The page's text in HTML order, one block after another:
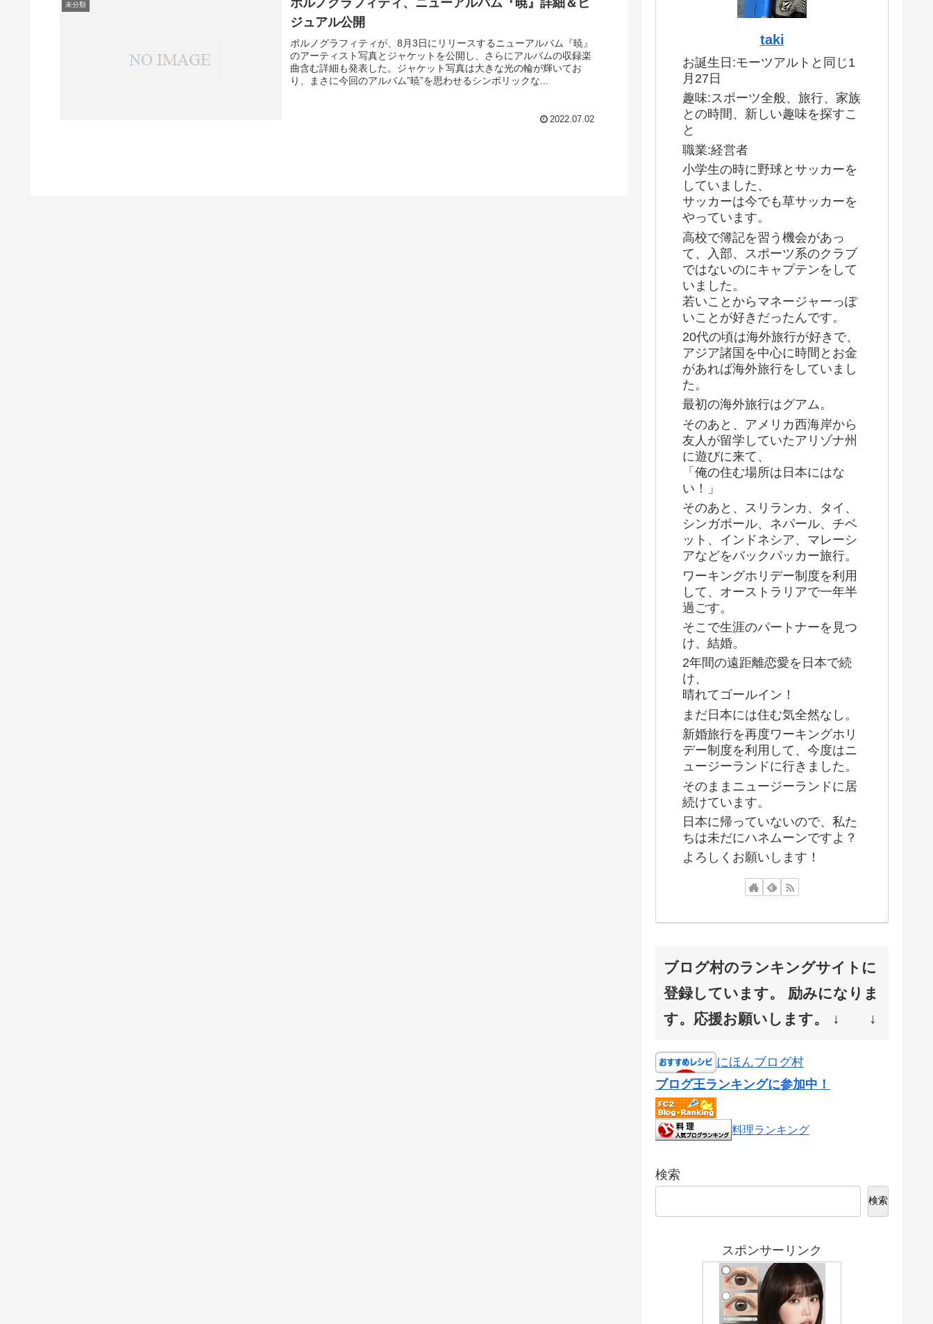
未分類
ポルノグラフィティ、ニューアルバム『暁』詳細＆ビ
ジュアル公開
ポルノグラフィティが、8月3日にリリースするニューアルバム『暁』
のアーティスト写真とジャケットを公開し、さらにアルバムの収録楽
曲含む詳細も発表した。ジャケット写真は大きな光の輪が輝いてお
り、まさに今回のアルバム”暁”を思わせるシンボリックな...
2022.07.02
taki
お誕生日:モーツアルトと同じ1
月27日
趣味:スポーツ全般、旅行、家族
との時間、新しい趣味を探すこ
と
職業:経営者
小学生の時に野球とサッカーを
していました、
サッカーは今でも草サッカーを
やっています。
高校で簿記を習う機会があっ
て、入部、スポーツ系のクラブ
ではないのにキャプテンをして
いました。
若いことからマネージャーっぽ
いことが好きだったんです。
20代の頃は海外旅行が好きで、
アジア諸国を中心に時間とお金
があれば海外旅行をしていまし
た。
最初の海外旅行はグアム。
そのあと、アメリカ西海岸から
友人が留学していたアリゾナ州
に遊びに来て、
「俺の住む場所は日本にはな
い！」
そのあと、スリランカ、タイ、
シンガポール、ネパール、チベ
ット、インドネシア、マレーシ
アなどをバックパッカー旅行。
ワーキングホリデー制度を利用
して、オーストラリアで一年半
過ごす。
そこで生涯のパートナーを見つ
け、結婚。
2年間の遠距離恋愛を日本で続
け、
晴れてゴールイン！
まだ日本には住む気全然なし。
新婚旅行を再度ワーキングホリ
デー制度を利用して、今度はニ
ュージーランドに行きました。
そのままニュージーランドに居
続けています。
日本に帰っていないので、私た
ちは未だにハネムーンですよ？
よろしくお願いします！
ブログ村のランキングサイトに
登録しています。 励みになりま
す。応援お願いします。 ↓ ↓
にほんブログ村
ブログ王ランキングに参加中！
料理ランキング
検索
検索
スポンサーリンク